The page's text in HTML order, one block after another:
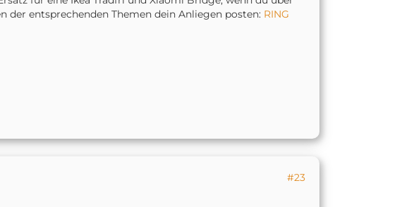
entsprechenden Themen dein Anliegen posten: RING
#23